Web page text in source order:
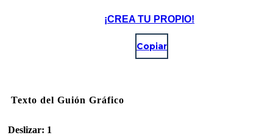
¡CREA TU PROPIO!
Copiar
Texto del Guión Gráfico
Deslizar: 1